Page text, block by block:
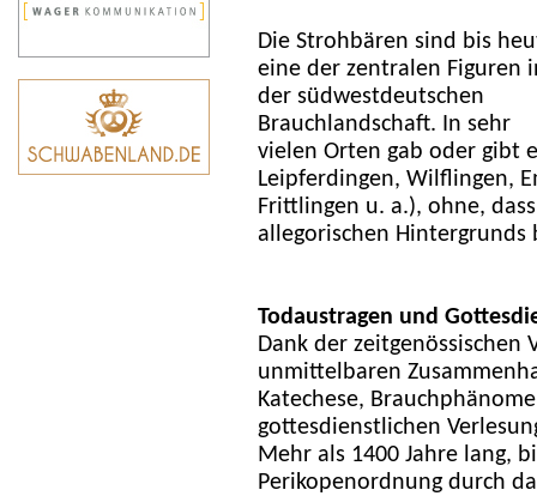
Die Strohbären sind bis
eine der zentralen Figuren
der südwestdeutschen
Brauchlandschaft. In sehr
vielen Orten gab oder gibt
Leipferdingen, Wilflingen,
Frittlingen u. a.), ohne,
allegorischen Hintergrunds
Todaustragen und
Dank der zeitgenössischen
unmittelbaren
Katechese,
gottesdienstlichen
Mehr als 1400 Jahre lang,
Perikopenordnung durch